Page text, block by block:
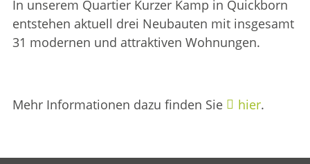
In unserem Quartier Kurzer Kamp in Quickborn
entstehen aktuell drei Neubauten mit insgesamt
31 modernen und attraktiven Wohnungen.
Mehr Informationen dazu finden Sie hier.